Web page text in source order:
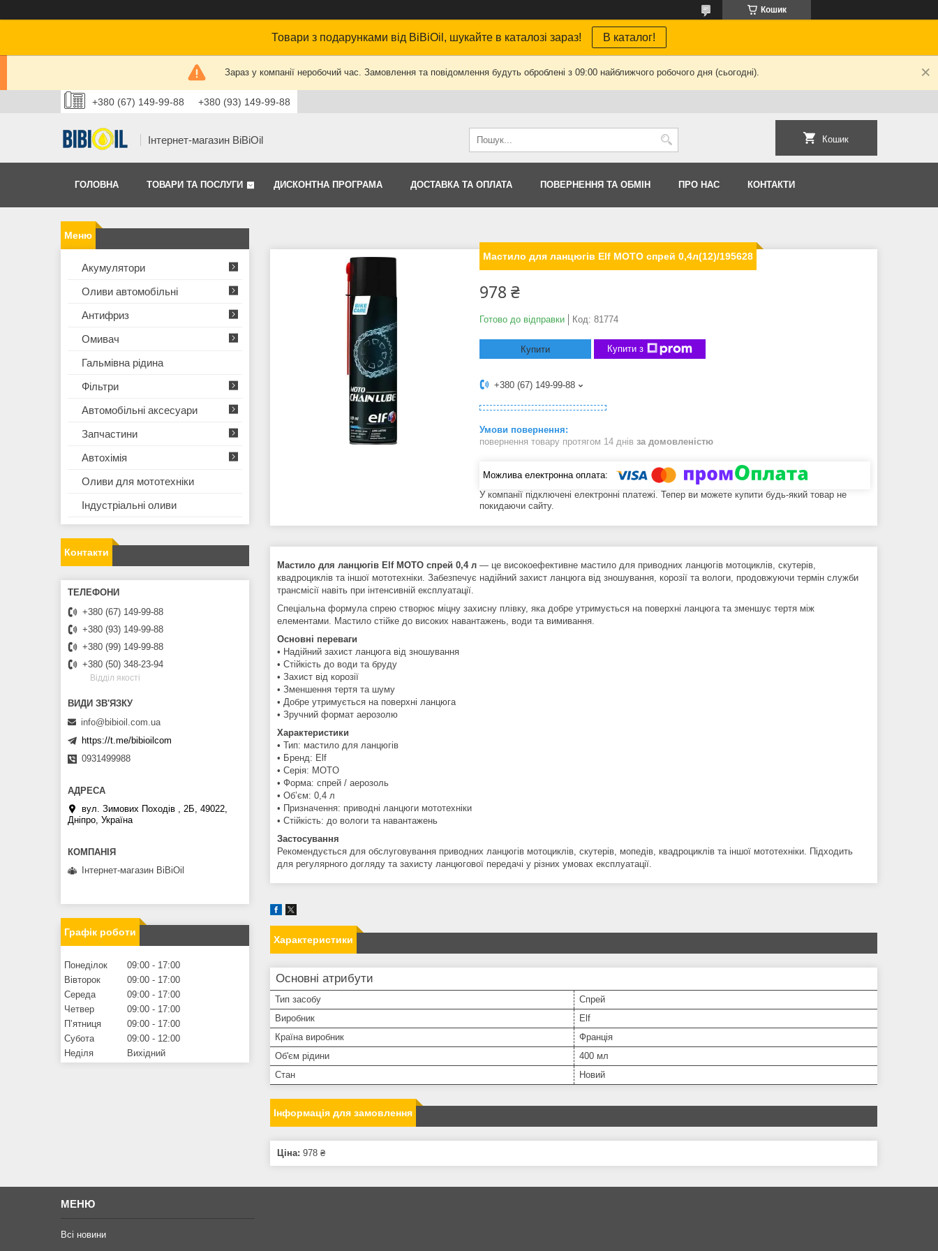
Кошик
Товари з подарунками від BiBiOil, шукайте в каталозі зараз! В каталог!
Зараз у компанії неробочий час. Замовлення та повідомлення будуть оброблені з 09:00 найближчого робочого дня (сьогодні).
+380 (67) 149-99-88 +380 (93) 149-99-88
Інтернет-магазин BiBiOil Кошик
ГОЛОВНА ТОВАРИ ТА ПОСЛУГИ ДИСКОНТНА ПРОГРАМА ДОСТАВКА ТА ОПЛАТА ПОВЕРНЕННЯ ТА ОБМIН ПРО НАС КОНТАКТИ
Мастило для ланцюгів Elf MOTO спрей 0,4л(12)/195628
978 ₴
Готово до відправки Код: 81774
Купити Купити з
+380 (67) 149-99-88
повернення товару протягом 14 днів за домовленістю
У компанії підключені електронні платежі. Тепер ви можете купити будь-який товар не
покидаючи сайту.
Мастило для ланцюгів Elf MOTO спрей 0,4 л — це високоефективне мастило для приводних ланцюгів мотоциклів, скутерів,
квадроциклів та іншої мототехніки. Забезпечує надійний захист ланцюга від зношування, корозії та вологи, продовжуючи термін служби
трансмісії навіть при інтенсивній експлуатації.
Спеціальна формула спрею створює міцну захисну плівку, яка добре утримується на поверхні ланцюга та зменшує тертя між
елементами. Мастило стійке до високих навантажень, води та вимивання.
Основні переваги
• Надійний захист ланцюга від зношування
• Стійкість до води та бруду
• Захист від корозії
• Зменшення тертя та шуму
• Добре утримується на поверхні ланцюга
• Зручний формат аерозолю
Характеристики
• Тип: мастило для ланцюгів
• Бренд: Elf
• Серія: MOTO
• Форма: спрей / аерозоль
• Об’єм: 0,4 л
• Призначення: приводні ланцюги мототехніки
• Стійкість: до вологи та навантажень
Застосування
Рекомендується для обслуговування приводних ланцюгів мотоциклів, скутерів, мопедів, квадроциклів та іншої мототехніки. Підходить
для регулярного догляду та захисту ланцюгової передачі у різних умовах експлуатації.
Характеристики
Основні атрибути
Тип засобу
Спрей
Виробник
Elf
Країна виробник
Франція
Об'єм рідини
400 мл
Стан
Новий
Інформація для замовлення
Ціна: 978 ₴
Акумулятори
Оливи автомобільні
Антифриз
Омивач
Гальмівна рідина
Фільтри
Автомобільні аксесуари
Запчастини
Автохімія
Оливи для мототехнiки
Iндустрiальнi оливи
Контакти
+380 (67) 149-99-88
+380 (93) 149-99-88
+380 (99) 149-99-88
+380 (50) 348-23-94
Вiддiл якостi
info@bibioil.com.ua
https://t.me/bibioilcom
0931499988
вул. Зимових Походiв , 2Б, 49022,
Дніпро, Україна
Інтернет-магазин BiBiOil
Графік роботи
Понеділок 09:00
17:00
Вівторок
09:00
17:00
Середа
09:00
17:00
Четвер
09:00
17:00
Пʼятниця
09:00
17:00
Субота
09:00
12:00
Неділя
Вихідний
МЕНЮ
Всі новини